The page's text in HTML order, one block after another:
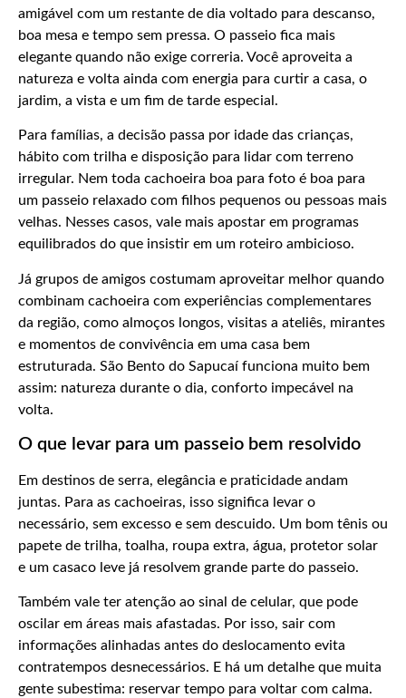
amigável com um restante de dia voltado para descanso,
boa mesa e tempo sem pressa. O passeio fica mais
elegante quando não exige correria. Você aproveita a
natureza e volta ainda com energia para curtir a casa, o
jardim, a vista e um fim de tarde especial.
Para famílias, a decisão passa por idade das crianças,
hábito com trilha e disposição para lidar com terreno
irregular. Nem toda cachoeira boa para foto é boa para
um passeio relaxado com filhos pequenos ou pessoas mais
velhas. Nesses casos, vale mais apostar em programas
equilibrados do que insistir em um roteiro ambicioso.
Já grupos de amigos costumam aproveitar melhor quando
combinam cachoeira com experiências complementares
da região, como almoços longos, visitas a ateliês, mirantes
e momentos de convivência em uma casa bem
estruturada. São Bento do Sapucaí funciona muito bem
assim: natureza durante o dia, conforto impecável na
volta.
O que levar para um passeio bem resolvido
Em destinos de serra, elegância e praticidade andam
juntas. Para as cachoeiras, isso significa levar o
necessário, sem excesso e sem descuido. Um bom tênis ou
papete de trilha, toalha, roupa extra, água, protetor solar
e um casaco leve já resolvem grande parte do passeio.
Também vale ter atenção ao sinal de celular, que pode
oscilar em áreas mais afastadas. Por isso, sair com
informações alinhadas antes do deslocamento evita
contratempos desnecessários. E há um detalhe que muita
gente subestima: reservar tempo para voltar com calma.